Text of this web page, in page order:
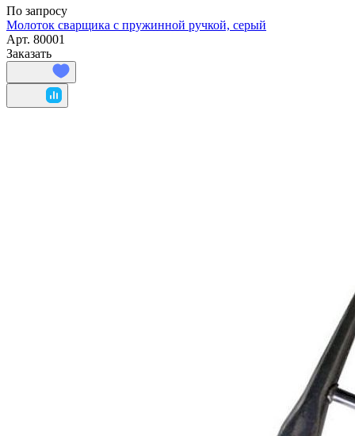
По запросу
Молоток сварщика с пружинной ручкой, серый
Арт. 80001
Заказать